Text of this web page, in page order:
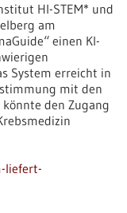
HI-STEM* und
am
einen KI-
System erreicht in
mit den
den Zugang
liefert-